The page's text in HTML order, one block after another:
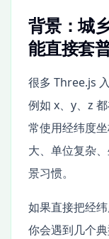
背景：城
能直接套
很多 Three.js
例如 x、y、z
常使用经纬度
大、单位复杂
景习惯。
如果直接把经
你会遇到几个典